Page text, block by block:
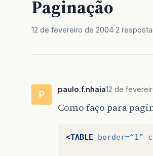
Paginação
12 de fevereiro de 2004 2
P paulo.f.nhaia12 de
Como faço para
<TABLE border=“1”